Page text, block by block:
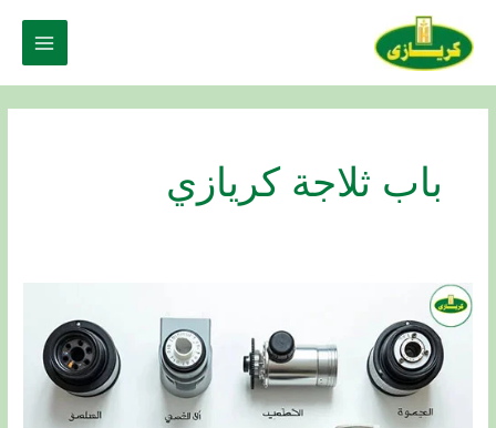
المحتوى
Main
باب ثلاجة كريازي